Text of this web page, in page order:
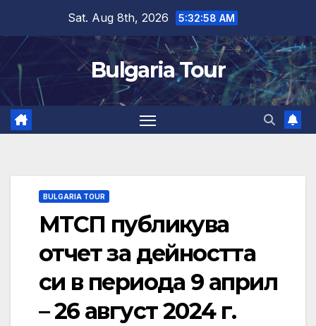
content
Sat. Aug 8th, 2026 5:32:59 AM
Bulgaria Tour
BULGARIA TOUR
МТСП публикува
отчет за дейността
си в периода 9 април
– 26 август 2024 г.